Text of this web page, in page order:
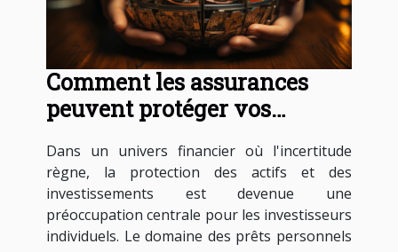
Comment les assurances
peuvent protéger vos
personnels
Dans un univers financier où l'incertitude
règne, la protection des actifs et des
investissements est devenue une
préoccupation centrale pour les investisseurs
individuels. Le domaine des prêts personnels